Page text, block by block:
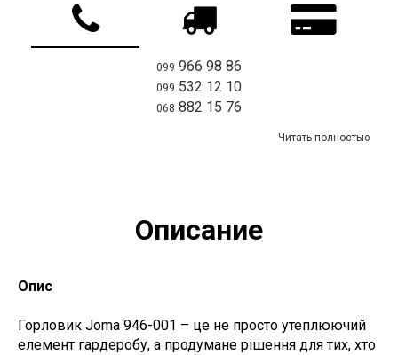
Легкий, але теплий, цей аксесуар не обмежує рухів,
легко одягається і знімається, не створює зайвого
об'єму та гармонійно поєднується з будь-яким стилем
одягу — від спортивного до повсякденного. Завдяки
структурі матеріалу, що дихає, шкіра під ним
залишається сухою, а приємна на дотик внутрішня
підкладка робить носіння особливо комфортним.
часом, стійкий до зношування та легко піддається
вимагаючи додаткових зусиль для догляду чи
Призначення
099 966 98 86
099 532 12 10
068 882 15 76
Читать полностью
Описание
Опис
Горловик Joma 946-001 – це не просто утеплюючий
елемент гардеробу, а продумане рішення для тих, хто